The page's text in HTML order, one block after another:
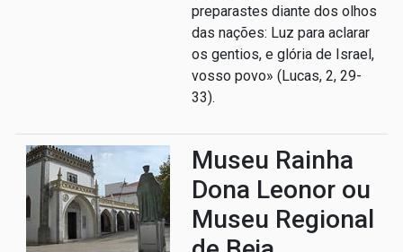
preparastes diante dos olhos
das nações: Luz para aclarar
os gentios, e glória de Israel,
vosso povo» (Lucas, 2, 29-
33).
Museu Rainha
Dona Leonor ou
Museu Regional